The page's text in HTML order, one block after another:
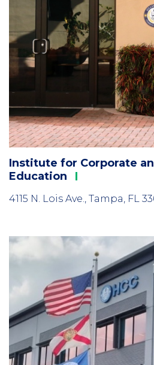
Institute for Corporate
Education
4115 N. Lois Ave., Tampa, FL
Column